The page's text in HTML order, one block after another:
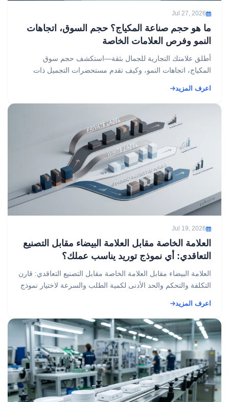
Jul 27, 2026
ما هو حجم صناعة المكياج؟ حجم السوق، اتجاهات
النمو وفرص العلامات الخاصة
أطلق علامتك التجارية للجمال بثقة—استكشف حجم سوق
المكياج، اتجاهات النمو، وكيف تقدم مستحضرات التجميل ذات
اعرف المزيد
Jul 19, 2026
العلامة الخاصة مقابل العلامة البيضاء مقابل التصنيع
التعاقدي: أي نموذج توريد يناسب عملك؟
العلامة البيضاء مقابل العلامة الخاصة مقابل التصنيع التعاقدي: قارن
التكلفة والتحكم والحد الأدنى لكمية الطلب والسرعة لاختيار نموذج
اعرف المزيد